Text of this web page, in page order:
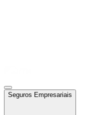
Seguros Empresariais